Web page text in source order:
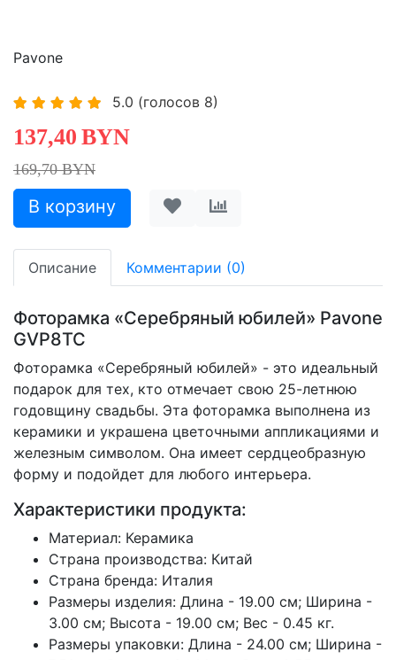
Pavone
5.0 (голосов 8)
137,40 BYN
169,70 BYN
Описание Комментарии (0)
Фоторамка «Серебряный юбилей» Pavone
GVP8TC
Фоторамка «Серебряный юбилей» - это идеальный
подарок для тех, кто отмечает свою 25-летнюю
годовщину свадьбы. Эта фоторамка выполнена из
керамики и украшена цветочными аппликациями и
железным символом. Она имеет сердцеобразную
форму и подойдет для любого интерьера.
Характеристики продукта:
Материал: Керамика
Страна производства: Китай
Страна бренда: Италия
Размеры изделия: Длина - 19.00 см; Ширина -
3.00 см; Высота - 19.00 см; Вес - 0.45 кг.
Размеры упаковки: Длина - 24.00 см; Ширина -